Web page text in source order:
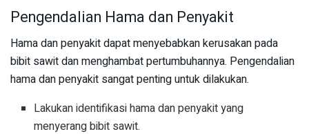
Pengendalian Hama dan Penyakit
Hama dan penyakit dapat menyebabkan kerusakan pada
bibit sawit dan menghambat pertumbuhannya. Pengendalian
hama dan penyakit sangat penting untuk dilakukan.
Lakukan identifikasi hama dan penyakit yang
menyerang bibit sawit.